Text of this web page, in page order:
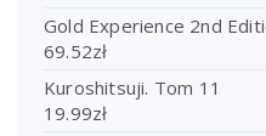
Gold Experience 2nd
69.52zł
Kuroshitsuji. Tom 11
19.99zł